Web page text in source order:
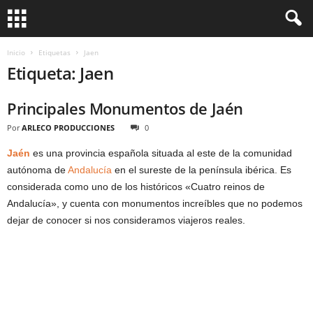
Inicio Etiquetas Jaen
Etiqueta: Jaen
Principales Monumentos de Jaén
Por ARLECO PRODUCCIONES 0
Jaén es una provincia española situada al este de la comunidad
autónoma deAndalucía en el sureste de la península ibérica. Es
considerada como uno de los históricos «Cuatro reinos de
Andalucía», y cuenta con monumentos increíbles que no podemos
dejar de conocer si nos consideramos viajeros reales.